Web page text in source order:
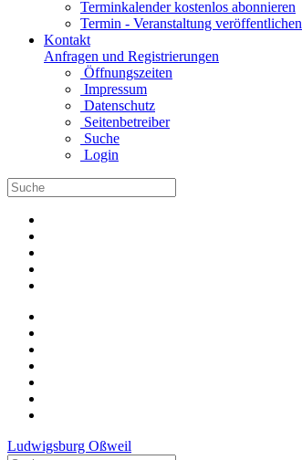
Terminkalender kostenlos abonnieren
Termin - Veranstaltung veröffentlichen
Kontakt
Anfragen und Registrierungen
Öffnungszeiten
Impressum
Datenschutz
Seitenbetreiber
Suche
Login
Ludwigsburg Oßweil